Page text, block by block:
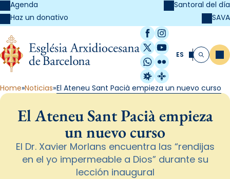
Agenda
Haz un donativo
Santoral del día
SAVA
Facebook
Instagram
X / Twitter
YouTube
WhatsApp
Flickr
Radio Estel
Catalunya
ES Buscar
Home Noticias El Ateneu Sant Pacià empieza un nuevo curso
El Ateneu Sant Pacià empieza
un nuevo curso
El Dr. Xavier Morlans encuentra las “rendijas
en el yo impermeable a Dios” durante su
lección inaugural